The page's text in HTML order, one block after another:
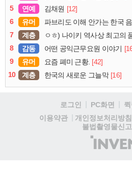
5
연예 김채원 [12]
6
유머 파브리도 이해 안가는 한국
7
계층 ㅇㅎ) 나이키 역사상 최고의
8
감동 어떤 공익근무요원 이야기
9
유머 요즘 폐미 근황. [42]
10
계층 한국의 새로운 그늘막 [16]
로그인 PC화면
이용약관
개인정보처리방침
불법촬영물신
(주)
인